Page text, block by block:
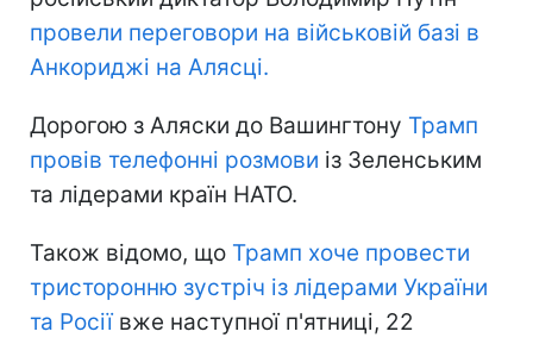
провели переговори на військовій базі в
Анкориджі на Алясці.
Дорогою з Аляски до Вашингтону Трамп
провів телефонні розмови із Зеленським
та лідерами країн НАТО.
Також відомо, що Трамп хоче провести
тристоронню зустріч із лідерами України
та Росіївже наступної п'ятниці, 22